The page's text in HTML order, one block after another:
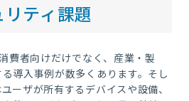
ティ課題
費者向けだけでなく、産業・製
導入事例が数多くあります。そし
ーザが所有するデバイスや設備、